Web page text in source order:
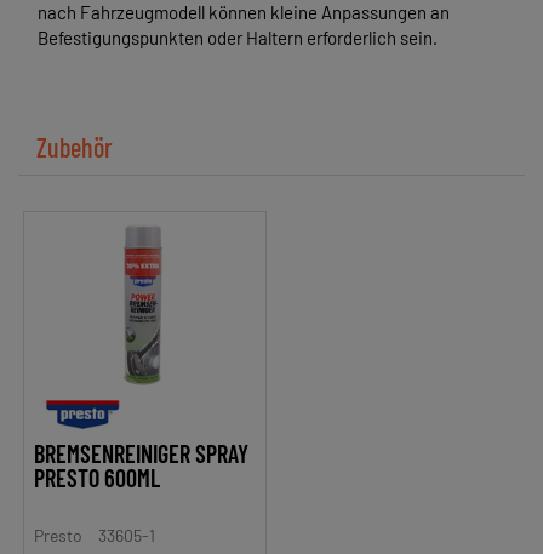
nach Fahrzeugmodell können kleine Anpassungen an
Befestigungspunkten oder Haltern erforderlich sein.
Zubehör
BREMSENREINIGER SPRAY
PRESTO 600ML
Presto 33605-1